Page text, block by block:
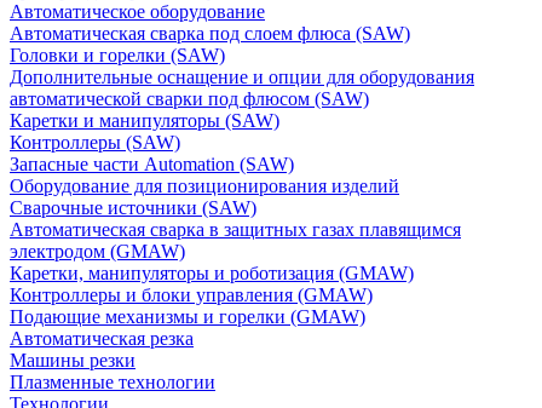
Автоматическое оборудование
Автоматическая сварка под слоем флюса (SAW)
Головки и горелки (SAW)
Дополнительные оснащение и опции для оборудования
автоматической сварки под флюсом (SAW)
Каретки и манипуляторы (SAW)
Контроллеры (SAW)
Запасные части Automation (SAW)
Оборудование для позиционирования изделий
Сварочные источники (SAW)
Автоматическая сварка в защитных газах плавящимся
электродом (GMAW)
Каретки, манипуляторы и роботизация (GMAW)
Контроллеры и блоки управления (GMAW)
Подающие механизмы и горелки (GMAW)
Автоматическая резка
Машины резки
Плазменные технологии
Технологии